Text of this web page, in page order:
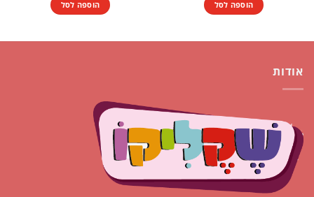
הוספה לסל הוספה לסל
אודות